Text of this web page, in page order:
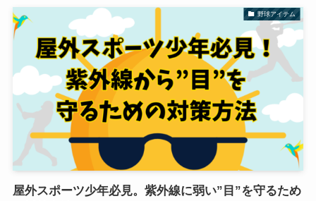
野球アイテム
屋外スポーツ少年必見。紫外線に弱い”目”を守るため